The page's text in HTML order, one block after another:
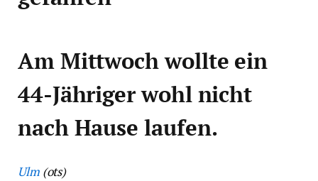
Am Mittwoch wollte ein
44-Jähriger wohl nicht
nach Hause laufen.
Ulm(ots)